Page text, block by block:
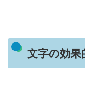
文字の効果